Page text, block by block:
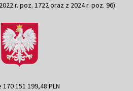
r. poz. 1722 oraz z 2024 r. poz. 96)
151 199,48 PLN